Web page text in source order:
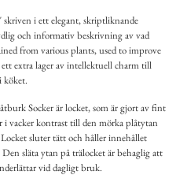
i ett elegant, skriptliknande
och informativ beskrivning av vad
from various plants, used to improve
extra lager av intellektuell charm till
köket.
Socker är locket, som är gjort av fint
vacker kontrast till den mörka plåtytan
sluter tätt och håller innehållet
släta ytan på trälocket är behaglig att
vid dagligt bruk.